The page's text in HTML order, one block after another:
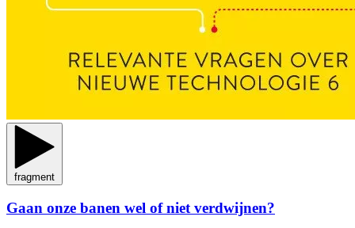
fragment
Gaan onze banen wel of niet verdwijnen?